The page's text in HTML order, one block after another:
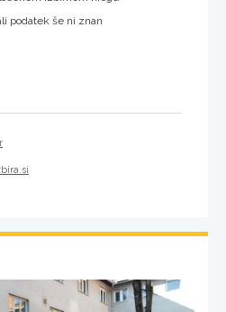
podatek še ni znan